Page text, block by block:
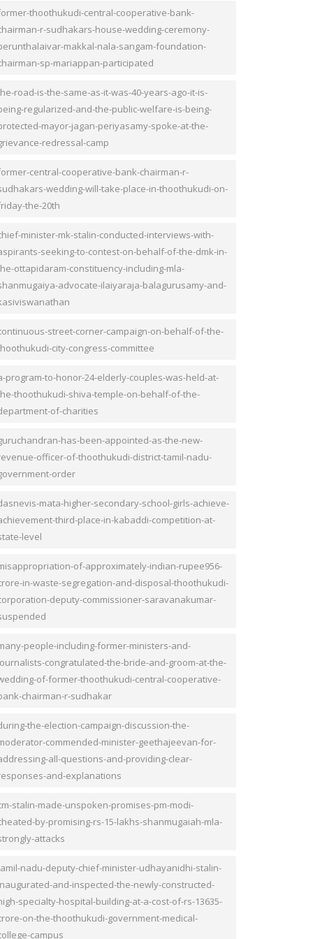
thoothukudi-central-cooperative-bank-
r-sudhakars-house-wedding-ceremony-
makkal-nala-sangam-foundation-
sp-mariappan-participated
road-is-the-same-as-it-was-40-years-ago-it-is-
regularized-and-the-public-welfare-is-being-
mayor-jagan-periyasamy-spoke-at-the-
redressal-camp
central-cooperative-bank-chairman-r-
wedding-will-take-place-in-thoothukudi-on-
the-20th
minister-mk-stalin-conducted-interviews-with-
seeking-to-contest-on-behalf-of-the-dmk-in-
ottapidaram-constituency-including-mla-
advocate-ilaiyaraja-balagurusamy-and-
street-corner-campaign-on-behalf-of-the-
city-congress-committee
program-to-honor-24-elderly-couples-was-held-at-
thoothukudi-shiva-temple-on-behalf-of-the-
of-charities
has-been-appointed-as-the-new-
officer-of-thoothukudi-district-tamil-nadu-
order
mata-higher-secondary-school-girls-achieve-
third-place-in-kabaddi-competition-at-
level
of-approximately-indian-rupee956-
in-waste-segregation-and-disposal-thoothukudi-
deputy-commissioner-saravanakumar-
people-including-former-ministers-and-
congratulated-the-bride-and-groom-at-the-
of-former-thoothukudi-central-cooperative-
chairman-r-sudhakar
the-election-campaign-discussion-the-
commended-minister-geethajeevan-for-
all-questions-and-providing-clear-
and-explanations
stalin-made-unspoken-promises-pm-modi-
by-promising-rs-15-lakhs-shanmugaiah-mla-
attacks
nadu-deputy-chief-minister-udhayanidhi-stalin-
and-inspected-the-newly-constructed-
specialty-hospital-building-at-a-cost-of-rs-13635-
on-the-thoothukudi-government-medical-
campus